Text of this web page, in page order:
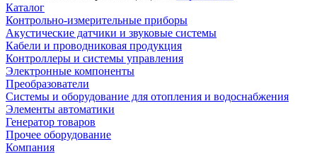
Каталог
Контрольно-измерительные приборы
Акустические датчики и звуковые системы
Кабели и проводниковая продукция
Контроллеры и системы управления
Электронные компоненты
Преобразователи
Системы и оборудование для отопления и водоснабжения
Элементы автоматики
Генератор товаров
Прочее оборудование
Компания